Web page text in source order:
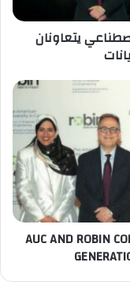
يتعاونان
AUC AND ROBIN